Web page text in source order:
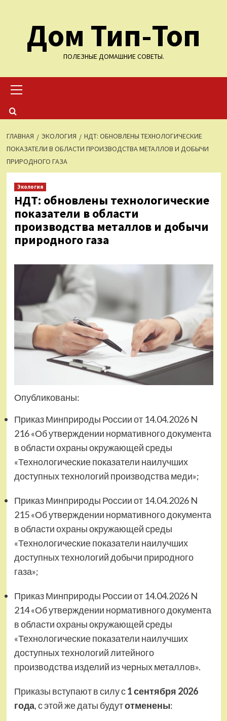
содержимомуДом Тип-Топ
ПОЛЕЗНЫЕ ДОМАШНИЕ СОВЕТЫ.
меню
ГЛАВНАЯ ЭКОЛОГИЯ
НДТ: ОБНОВЛЕНЫ ТЕХНОЛОГИЧЕСКИЕ
ПОКАЗАТЕЛИ В ОБЛАСТИ ПРОИЗВОДСТВА МЕТАЛЛОВ И ДОБЫЧИ
ПРИРОДНОГО ГАЗА
Экология
НДТ: обновлены технологические
показатели в области
производства металлов и добычи
природного газа
Опубликованы:
Приказ Минприроды России от 14.04.2026 N
216 «Об утверждении нормативного документа
в области охраны окружающей среды
«Технологические показатели наилучших
доступных технологий производства меди»;
Приказ Минприроды России от 14.04.2026 N
215 «Об утверждении нормативного документа
в области охраны окружающей среды
«Технологические показатели наилучших
доступных технологий добычи природного
газа»;
Приказ Минприроды России от 14.04.2026 N
214 «Об утверждении нормативного документа
в области охраны окружающей среды
«Технологические показатели наилучших
доступных технологий литейного
производства изделий из черных металлов».
Приказы вступают в силу с1 сентября 2026
года, с этой же даты будутотменены: